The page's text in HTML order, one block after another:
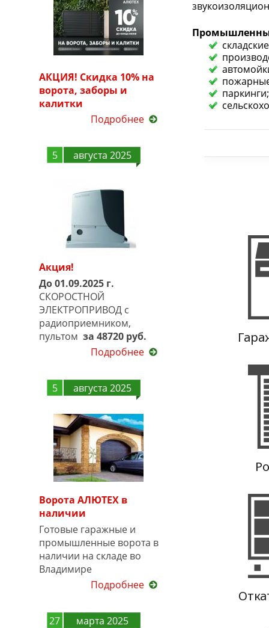
АКЦИЯ! Скидка 10% на
ворота, заборы и
калитки
Подробнее
5 августа 2025
Акция!
До 01.09.2025 г.
СКОРОСТНОЙ
ЭЛЕКТРОПРИВОД с
радиоприемником,
пультом за 48720 руб.
Подробнее
5 августа 2025
Ворота АЛЮТЕХ в
наличии
Готовые гаражные и
промышленные ворота в
наличии на складе во
Владимире
Подробнее
27 марта 2025
паркинги;